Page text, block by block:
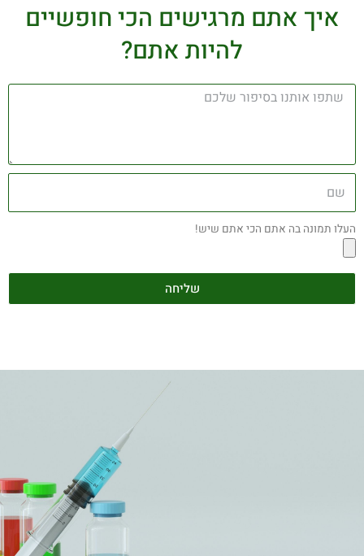
איך אתם מרגישים הכי חופשיים
להיות אתם?
העלו תמונה בה אתם הכי אתם שיש!
שליחה